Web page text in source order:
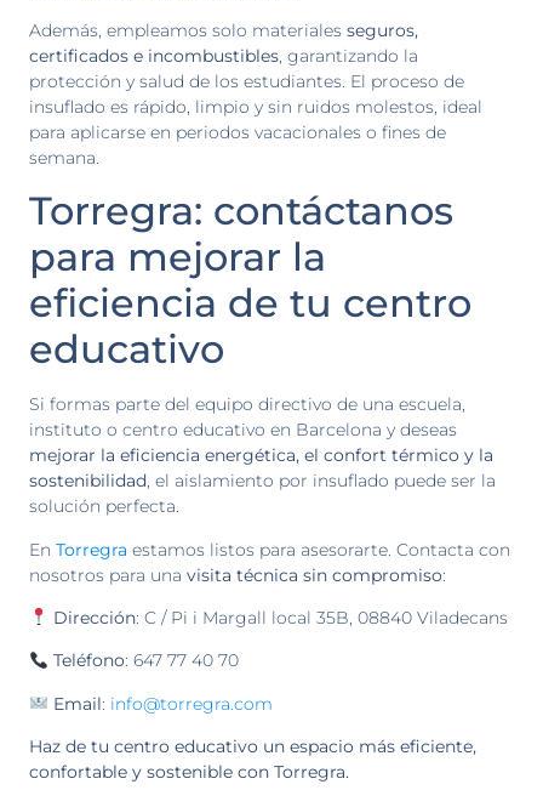
Además, empleamos solo materiales seguros,
certificados e incombustibles, garantizando la
protección y salud de los estudiantes. El proceso de
insuflado es rápido, limpio y sin ruidos molestos, ideal
para aplicarse en periodos vacacionales o fines de
semana.
Torregra: contáctanos
para mejorar la
eficiencia de tu centro
educativo
Si formas parte del equipo directivo de una escuela,
instituto o centro educativo en Barcelona y deseas
mejorar la eficiencia energética, el confort térmico y la
sostenibilidad, el aislamiento por insuflado puede ser la
solución perfecta.
En Torregra estamos listos para asesorarte. Contacta con
nosotros para una visita técnica sin compromiso:
Dirección: C / Pi i Margall local 35B, 08840 Viladecans
Teléfono: 647 77 40 70
Email: info@torregra.com
Haz de tu centro educativo un espacio más eficiente,
confortable y sostenible con Torregra.